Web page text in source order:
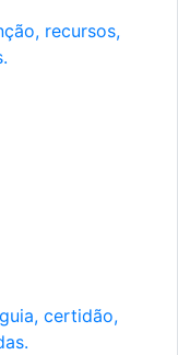
recursos,
certidão,